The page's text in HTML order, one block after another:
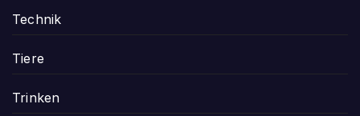
Technik
Tiere
Trinken